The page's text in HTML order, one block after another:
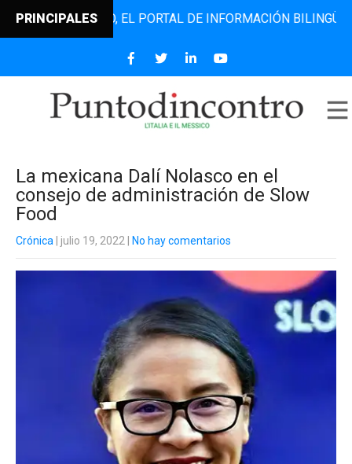
PRINCIPALESEL PORTAL DE INFORMACIÓN BILINGÜE QUE
La mexicana Dalí Nolasco en el
consejo de administración de Slow
Food
Crónica | julio 19, 2022 No hay comentarios